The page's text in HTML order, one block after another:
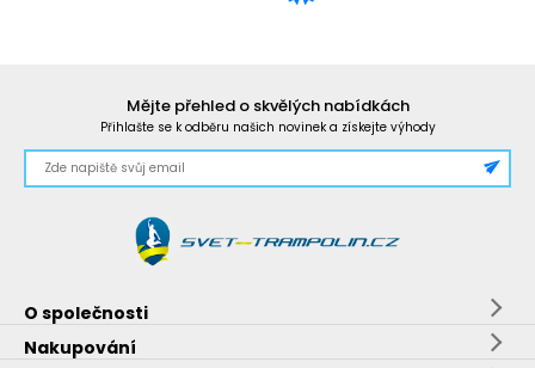
Mějte přehled o skvělých nabídkách
Přihlašte se k odběru našich novinek a získejte výhody
O společnosti
Nakupování